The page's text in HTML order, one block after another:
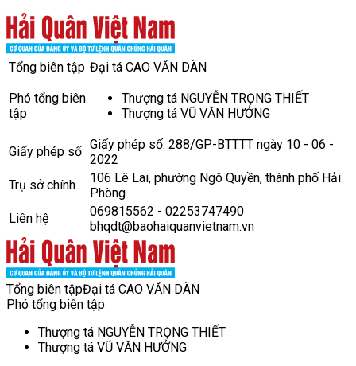
Tổng biên tập Đại tá CAO VĂN DÂN
Phó tổng biên
tập
Thượng tá NGUYỄN TRỌNG THIẾT
Thượng tá VŨ VĂN HƯỞNG
Giấy phép số Giấy phép số: 288/GP-BTTTT ngày 10 - 06 -
2022
Trụ sở chính
106 Lê Lai, phường Ngô Quyền, thành phố Hải
Phòng
Liên hệ
069815562 - 02253747490
bhqdt@baohaiquanvietnam.vn
Tổng biên tậpĐại tá CAO VĂN DÂN
Phó tổng biên tập
Thượng tá NGUYỄN TRỌNG THIẾT
Thượng tá VŨ VĂN HƯỞNG